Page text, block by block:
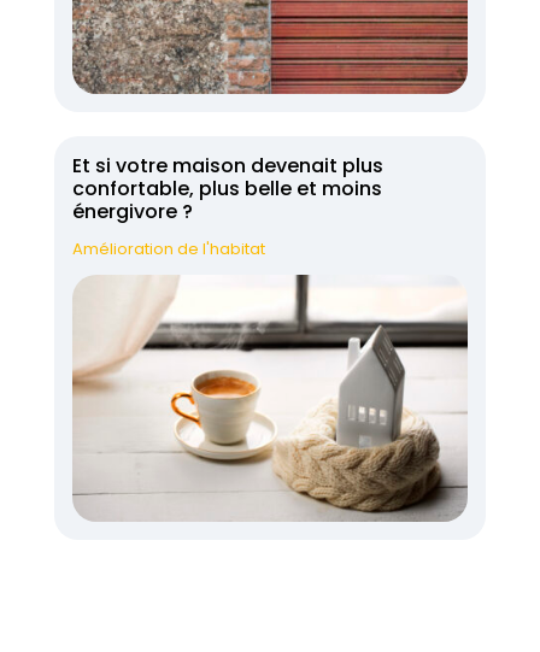
Et si votre maison devenait plus
confortable, plus belle et moins
énergivore ?
Amélioration de l'habitat